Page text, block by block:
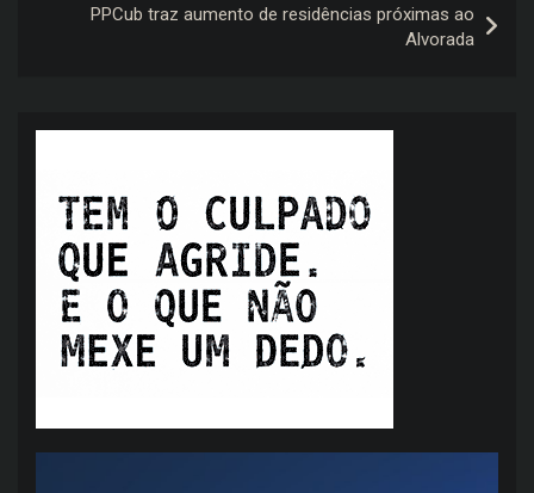
PPCub traz aumento de residências próximas ao
Alvorada